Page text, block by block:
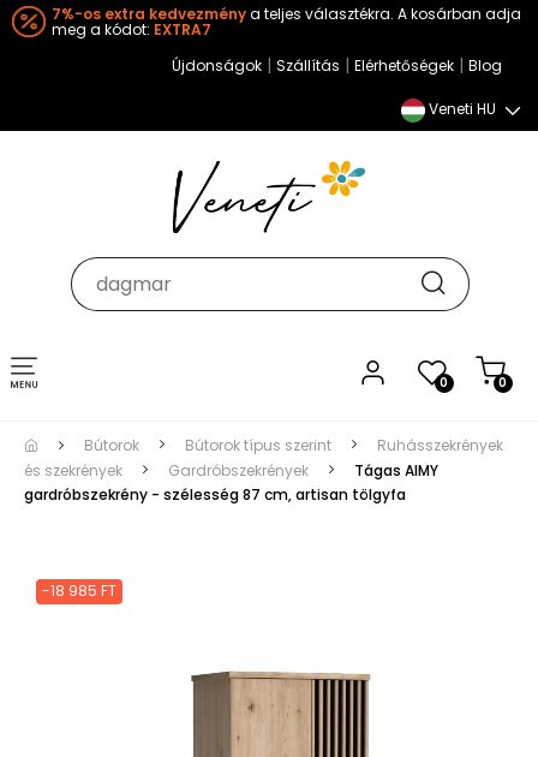
7%-os extra kedvezménya teljes választékra. A kosárban adja
meg a kódot: EXTRA7
Újdonságok | Szállítás | Elérhetőségek | Blog
Veneti HU
0 0
Toggle
navigation
Bútorok Bútorok típus szerint
Ruhásszekrények
és szekrények
Gardróbszekrények
Tágas AIMY
gardróbszekrény - szélesség 87 cm, artisan tölgyfa
-18 985 FT